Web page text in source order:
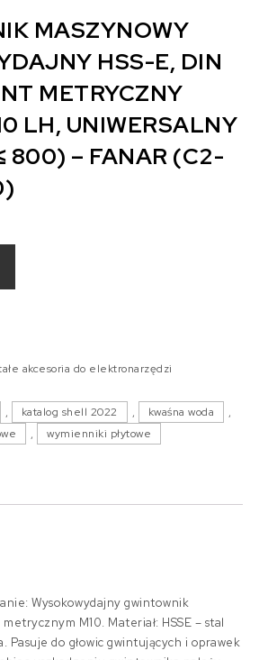
MASZYNOWY
HSS-E, DIN
METRYCZNY
LH, UNIWERSALNY
800) – FANAR (C2-
akcesoria do elektronarzędzi
, katalog shell 2022 , kwaśna woda
,
, wymienniki płytowe
Wysokowydajny gwintownik
M10. Materiał: HSSE – stal
Pasuje do głowic gwintujących i oprawek